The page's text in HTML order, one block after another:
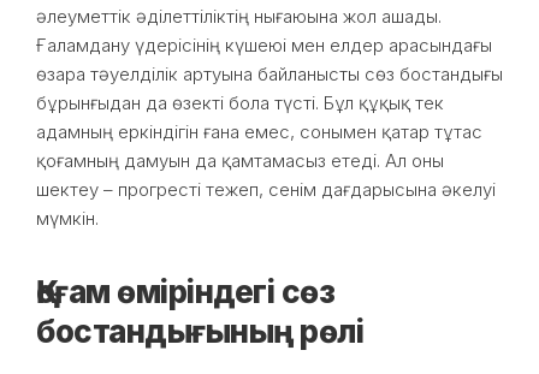
әлеуметтік әділеттіліктің нығаюына жол ашады.
Ғаламдану үдерісінің күшеюі мен елдер арасындағы
өзара тәуелділік артуына байланысты сөз бостандығы
бұрынғыдан да өзекті бола түсті. Бұл құқық тек
адамның еркіндігін ғана емес, сонымен қатар тұтас
қоғамның дамуын да қамтамасыз етеді. Ал оны
шектеу – прогресті тежеп, сенім дағдарысына әкелуі
мүмкін.
Қоғам өміріндегі сөз
бостандығының рөлі